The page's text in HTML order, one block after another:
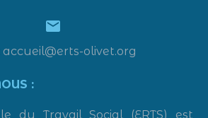


accueil@erts-olivet.org
:
du Travail Social (ERTS) est